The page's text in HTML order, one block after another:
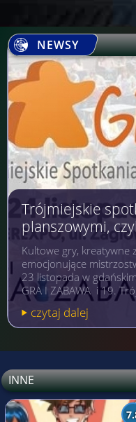
NEWSY
Trójmiejskie
planszowymi,
Kultowe gry, kreatywne
emocjonujące
23 listopada w
GRA I ZABAWA i 19.
czytaj dalej
INNE